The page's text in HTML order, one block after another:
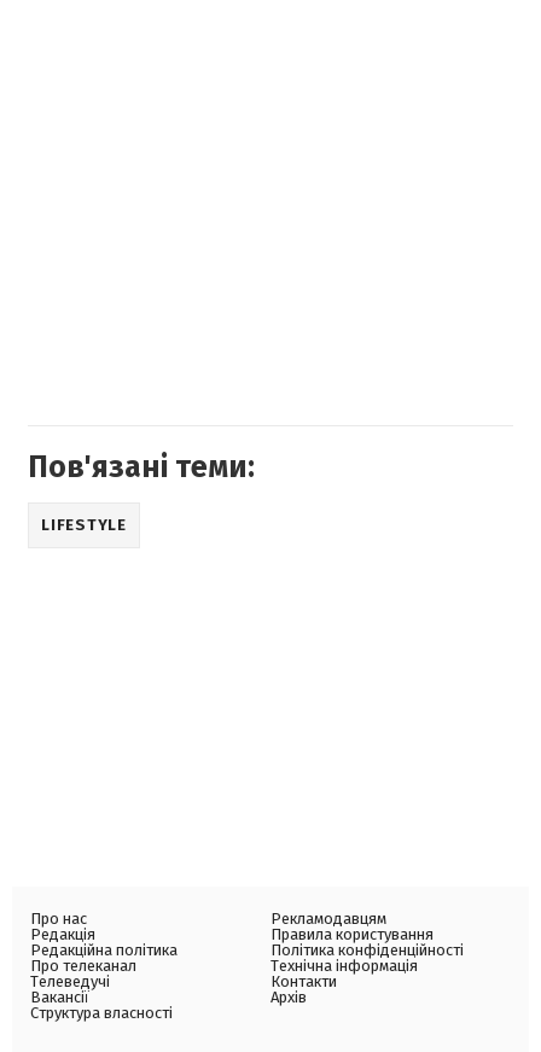
Пов'язані теми:
LIFESTYLE
Про нас
Редакція
Редакційна політика
Про телеканал
Телеведучі
Вакансії
Структура власності
Рекламодавцям
Правила користування
Політика конфіденційності
Технічна інформація
Контакти
Архів